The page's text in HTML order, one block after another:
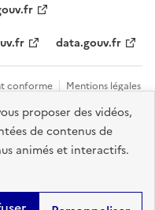
proposer des vidéos,
de contenus de
animés et interactifs.
data.gouv.fr
conforme
Mentions légales
les contacts et sites utiles